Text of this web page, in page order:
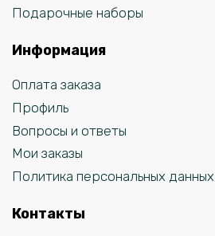
Подарочные наборы
Информация
Оплата заказа
Профиль
Вопросы и ответы
Мои заказы
Политика персональных данных
Контакты